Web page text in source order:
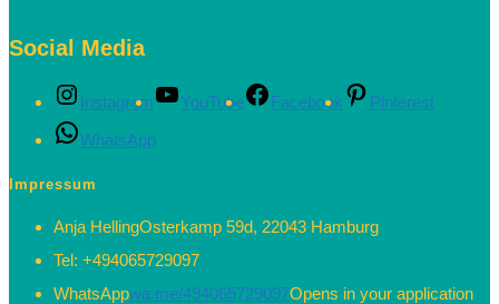
Social Media
Instagram YouTube Facebook
Pinterest
WhatsApp
Impressum
Anja HellingOsterkamp 59d, 22043 Hamburg
Tel: +494065729097
WhatsAppwa.me/494065729097Opens in your application